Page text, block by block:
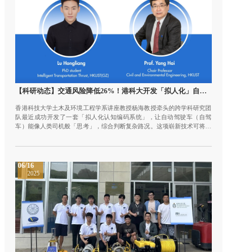
【科研动态】交通风险降低26%！港科大开发「拟人化」自驾系统
香港科技大学土木及环境工程学系讲座教授杨海教授牵头的跨学科研究团
队最近成功开发了一套「拟人化认知编码系统」，让自动驾驶车（自驾
车）能像人类司机般「思考」，综合判断复杂路况。这项崭新技术可将整
外更大幅减少51.7%。与此同时，自驾车的自身风险也下降了8.3%，为自
刊》(PNAS)。
06/16
2025